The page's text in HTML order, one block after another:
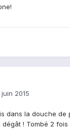
juin 2015
dans la douche de
! Tombé 2